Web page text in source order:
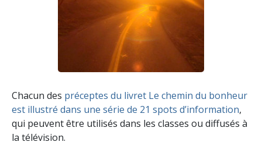
Chacun des préceptes du livret Le chemin du bonheur
est illustré dans une série de 21 spots d’information,
qui peuvent être utilisés dans les classes ou diffusés à
la télévision.